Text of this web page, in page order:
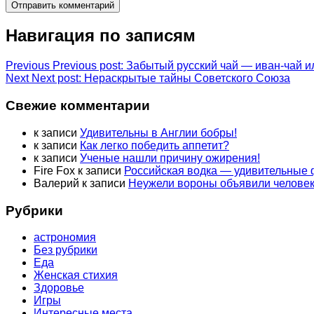
Навигация по записям
Previous Previous post: Забытый русский чай — иван-чай
Next Next post: Нераскрытые тайны Советского Союза
Свежие комментарии
к записи Удивительны в Англии бобры!
к записи Как легко победить аппетит?
к записи Ученые нашли причину ожирения!
Fire Fox к записи Российская водка — удивительные
Валерий к записи Неужели вороны объявили
Рубрики
астрономия
Без рубрики
Еда
Женская стихия
Здоровье
Игры